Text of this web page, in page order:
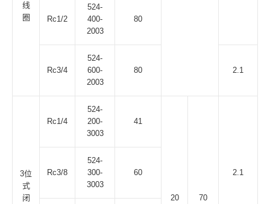
线
圈
Rc1/2
524-
400-
2003
80
Rc3/4
524-
600-
2003
80 2.1
3位
式
闭
Rc1/4
524-
200-
3003
41
20 70
2.1
Rc3/8
524-
300-
3003
60